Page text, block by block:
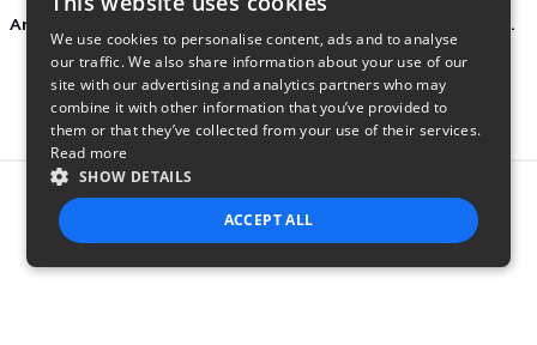
$25
Persian Cat watching Cats TV
$7
Report this product
We use cookies to personalise content, ads and to analyse
our traffic. We also share information about your use of our
site with our advertising and analytics partners who may
combine it with other information that you’ve provided to
them or that they’ve collected from your use of their services.
Read more
SHOW DETAILS
ACCEPT ALL
STRICTLY NECESSARY PERFORMANCE